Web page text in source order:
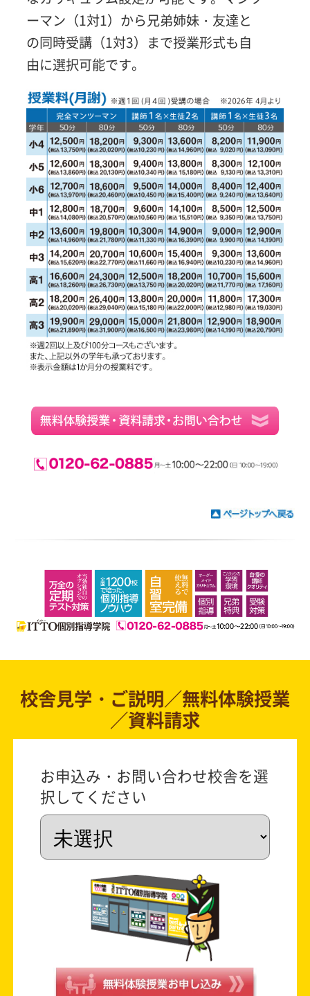
ーマン（1対1）から兄弟姉妹・友達と
の同時受講（1対3）まで授業形式も自
由に選択可能です。
校舎見学・ご説明／無料体験授業
／資料請求
お申込み・お問い合わせ校舎を選
択してください